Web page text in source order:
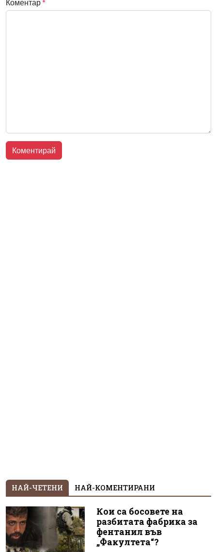
Коментар *
НАЙ-ЧЕТЕНИ НАЙ-КОМЕНТИРАНИ
Кои са босовете на
разбитата фабрика за
фентанил във
„Факултета“?